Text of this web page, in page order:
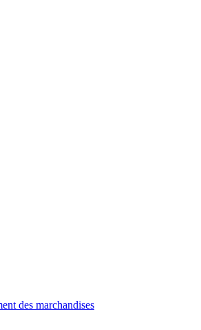
des marchandises